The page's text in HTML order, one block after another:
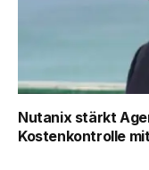
Nutanix stärkt
Kostenkontrolle